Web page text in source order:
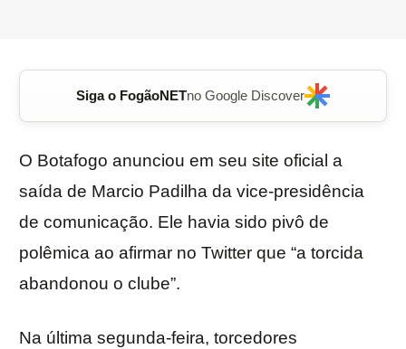
Siga o FogãoNETno Google Discover
O Botafogo anunciou em seu site oficial a
saída de Marcio Padilha da vice-presidência
de comunicação. Ele havia sido pivô de
polêmica ao afirmar no Twitter que “a torcida
abandonou o clube”.
Na última segunda-feira, torcedores